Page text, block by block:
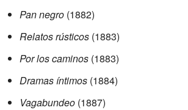
Pan negro (1882)
Relatos rústicos (1883)
Por los caminos (1883)
Dramas íntimos (1884)
Vagabundeo (1887)